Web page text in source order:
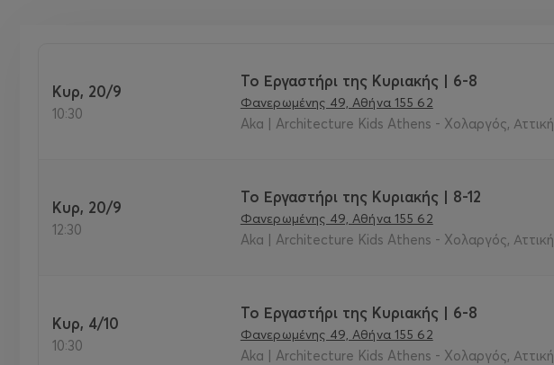
Κυρ, 20/9
10:30
Το Εργαστήρι της Κυριακής | 6-8
Φανερωμένης 49, Αθήνα 155 62
Aka | Architecture Kids Athens - Χολαργός, Αττική
Κυρ, 20/9
12:30
Το Εργαστήρι της Κυριακής | 8-12
Φανερωμένης 49, Αθήνα 155 62
Aka | Architecture Kids Athens - Χολαργός, Αττική
Κυρ, 4/10
10:30
Το Εργαστήρι της Κυριακής | 6-8
Φανερωμένης 49, Αθήνα 155 62
Aka | Architecture Kids Athens - Χολαργός, Αττική